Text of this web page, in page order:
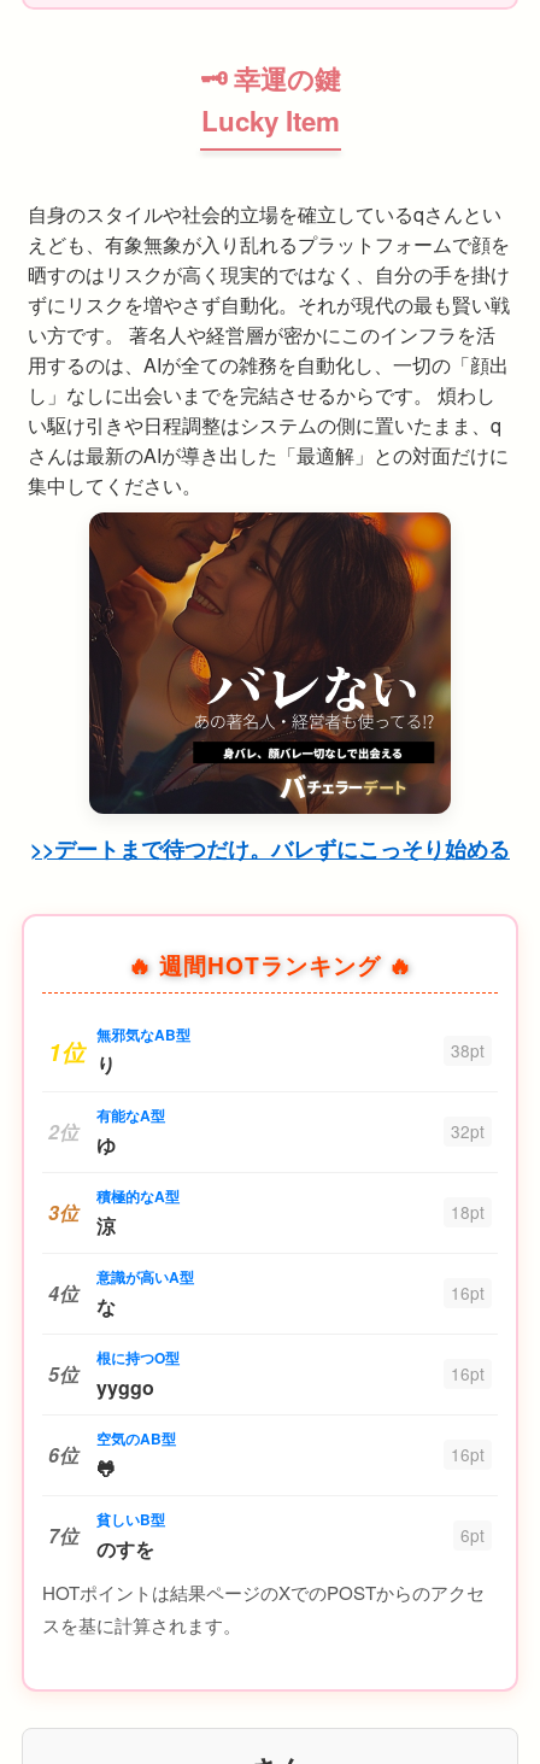
🗝 幸運の鍵
Lucky Item
自身のスタイルや社会的立場を確立しているqさんとい
えども、有象無象が入り乱れるプラットフォームで顔を
晒すのはリスクが高く現実的ではなく、自分の手を掛け
ずにリスクを増やさず自動化。それが現代の最も賢い戦
い方です。 著名人や経営層が密かにこのインフラを活
用するのは、AIが全ての雑務を自動化し、一切の「顔出
し」なしに出会いまでを完結させるからです。 煩わし
い駆け引きや日程調整はシステムの側に置いたまま、q
さんは最新のAIが導き出した「最適解」との対面だけに
集中してください。
>>デートまで待つだけ。バレずにこっそり始める
🔥 週間HOTランキング 🔥
1位 無邪気なAB型
り 38pt
2位
有能なA型
ゆ 32pt
3位
積極的なA型
涼 18pt
4位
意識が高いA型
な 16pt
5位
根に持つO型
yyggo 16pt
6位
空気のAB型
🐸 16pt
7位
貧しいB型
のすを 6pt
HOTポイントは結果ページのXでのPOSTからのアクセ
スを基に計算されます。